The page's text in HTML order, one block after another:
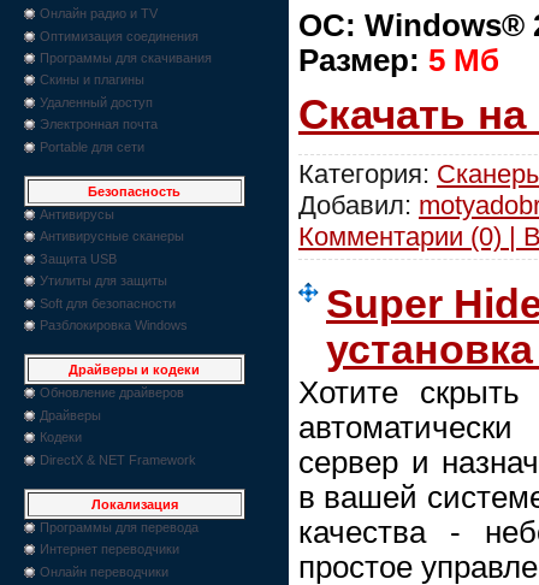
Онлайн радио и TV
Оптимизация соединения
Программы для скачивания
Скины и плагины
Удаленный доступ
Электронная почта
Portable для сети
Безопасность
Антивирусы
Антивирусные сканеры
Защита USB
Утилиты для защиты
Soft для безопасности
Разблокировка Windows
Драйверы и кодеки
Обновление драйверов
Драйверы
Кодеки
DirectX & NET Framework
Локализация
Программы для перевода
Интернет переводчики
Онлайн переводчики
ОС: Windows®
Размер: 5 Мб
Скачать
Категория:
Добавил:
Комментарии (0) |
Super
Хотите
сервер и
в вашей
качества -
простое